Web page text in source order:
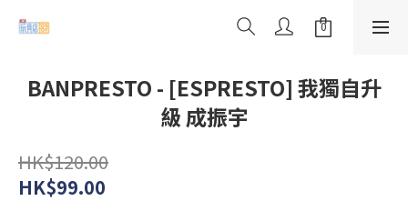
BANPRESTO - [ESPRESTO] 我獨自升
級 成振宇
HK$120.00
HK$99.00